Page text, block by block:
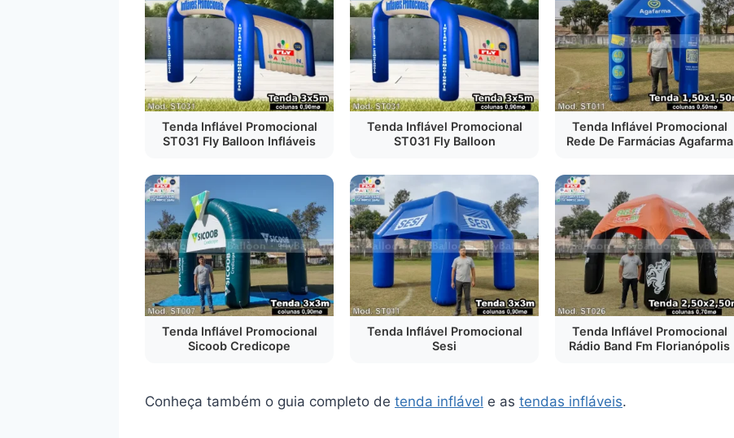
Tenda Inflável Promocional
ST031 Fly Balloon Infláveis
Tenda Inflável Promocional
ST031 Fly Balloon
Tenda Inflável Promocional
Rede De Farmácias Agafarma
Tenda Inflável Promocional
Sicoob Credicope
Tenda Inflável Promocional
Sesi
Tenda Inflável Promocional
Rádio Band Fm Florianópolis
Conheça também o guia completo de tenda inflável e as tendas infláveis.